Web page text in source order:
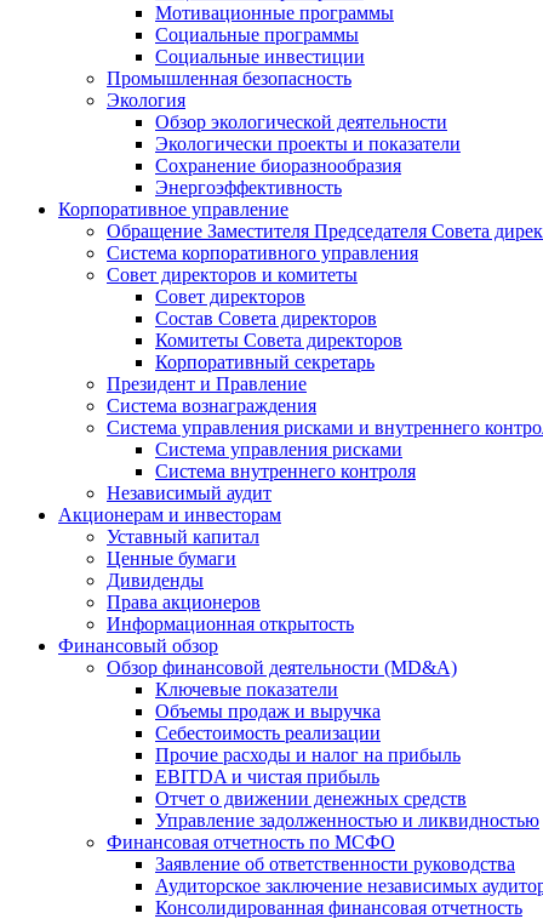
Мотивационные программы
Социальные программы
Социальные инвестиции
Промышленная безопасность
Экология
Обзор экологической деятельности
Экологически проекты и показатели
Сохранение биоразнообразия
Энергоэффективность
Корпоративное управление
Обращение Заместителя Председателя Совета
Система корпоративного управления
Совет директоров и комитеты
Совет директоров
Состав Совета директоров
Комитеты Совета директоров
Корпоративный секретарь
Президент и Правление
Система вознаграждения
Система управления рисками и внутреннего
Система управления рисками
Система внутреннего контроля
Независимый аудит
Акционерам и инвесторам
Уставный капитал
Ценные бумаги
Дивиденды
Права акционеров
Информационная открытость
Финансовый обзор
Обзор финансовой деятельности (MD&A)
Ключевые показатели
Объемы продаж и выручка
Себестоимость реализации
Прочие расходы и налог на прибыль
EBITDA и чистая прибыль
Отчет о движении денежных средств
Управление задолженностью и ликвидностью
Финансовая отчетность по МСФО
Заявление об ответственности руководства
Аудиторское заключение независимых
Консолидированная финансовая отчетность